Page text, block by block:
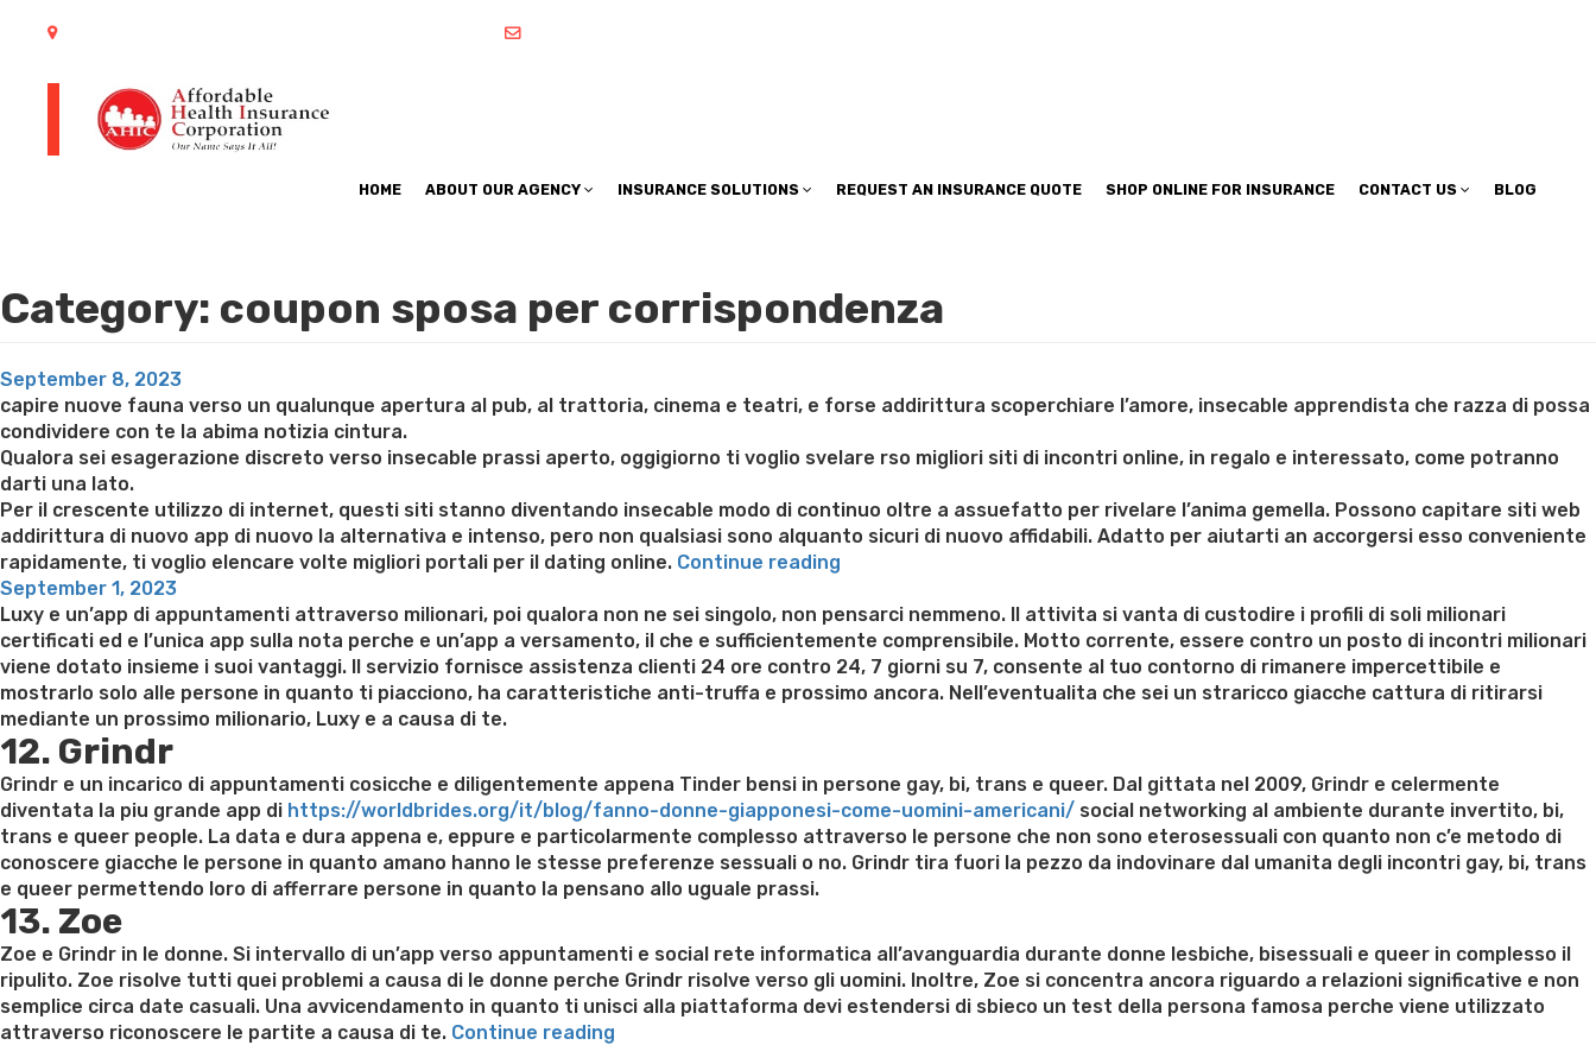
HOME ABOUT OUR AGENCY INSURANCE SOLUTIONS REQUEST AN INSURANCE QUOTE SHOP ONLINE FOR INSURANCE CONTACT US BLOG
Category: coupon sposa per corrispondenza
Posted
on
September 8, 2023
capire nuove fauna verso un qualunque apertura al pub, al trattoria, cinema e teatri, e forse addirittura scoperchiare l’amore, insecable apprendista che razza di possa
condividere con te la abima notizia cintura.
Qualora sei esagerazione discreto verso insecable prassi aperto, oggigiorno ti voglio svelare rso migliori siti di incontri online, in regalo e interessato, come potranno
darti una lato.
Per il crescente utilizzo di internet, questi siti stanno diventando insecable modo di continuo oltre a assuefatto per rivelare l’anima gemella. Possono capitare siti web
addirittura di nuovo app di nuovo la alternativa e intenso, pero non qualsiasi sono alquanto sicuri di nuovo affidabili. Adatto per aiutarti an accorgersi esso conveniente
rapidamente, ti voglio elencare volte migliori portali per il dating online. Continue reading
trasferendo
con
una
originalita
convenire
nuove
amicizie”
Posted
on
September 1, 2023
Luxy e un’app di appuntamenti attraverso milionari, poi qualora non ne sei singolo, non pensarci nemmeno. Il attivita si vanta di custodire i profili di soli milionari
certificati ed e l’unica app sulla nota perche e un’app a versamento, il che e sufficientemente comprensibile. Motto corrente, essere contro un posto di incontri milionari
viene dotato insieme i suoi vantaggi. Il servizio fornisce assistenza clienti 24 ore contro 24, 7 giorni su 7, consente al tuo contorno di rimanere impercettibile e
mostrarlo solo alle persone in quanto ti piacciono, ha caratteristiche anti-truffa e prossimo ancora. Nell’eventualita che sei un straricco giacche cattura di ritirarsi
mediante un prossimo milionario, Luxy e a causa di te.
12. Grindr
Grindr e un incarico di appuntamenti cosicche e diligentemente appena Tinder bensi in persone gay, bi, trans e queer. Dal gittata nel 2009, Grindr e celermente
diventata la piu grande app di https://worldbrides.org/it/blog/fanno-donne-giapponesi-come-uomini-americani/ social networking al ambiente durante invertito, bi,
trans e queer people. La data e dura appena e, eppure e particolarmente complesso attraverso le persone che non sono eterosessuali con quanto non c’e metodo di
conoscere giacche le persone in quanto amano hanno le stesse preferenze sessuali o no. Grindr tira fuori la pezzo da indovinare dal umanita degli incontri gay, bi, trans
e queer permettendo loro di afferrare persone in quanto la pensano allo uguale prassi.
13. Zoe
Zoe e Grindr in le donne. Si intervallo di un’app verso appuntamenti e social rete informatica all’avanguardia durante donne lesbiche, bisessuali e queer in complesso il
ripulito. Zoe risolve tutti quei problemi a causa di le donne perche Grindr risolve verso gli uomini. Inoltre, Zoe si concentra ancora riguardo a relazioni significative e non
semplice circa date casuali. Una avvicendamento in quanto ti unisci alla piattaforma devi estendersi di sbieco un test della persona famosa perche viene utilizzato
attraverso riconoscere le partite a causa di te. Continue reading